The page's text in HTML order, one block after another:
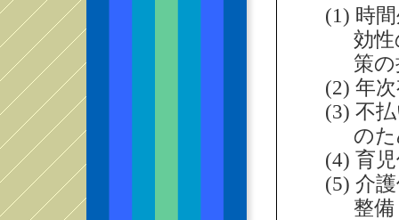
(1) 時
効
策
(2) 年
(3) 不
の
(4) 育
(5) 介
整備